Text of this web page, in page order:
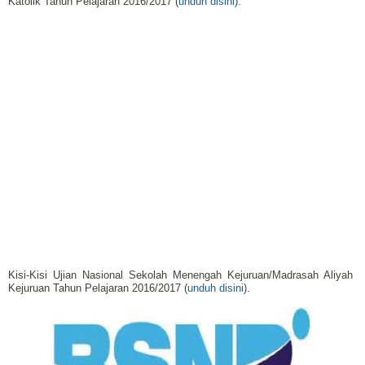
Kisi-Kisi Ujian Nasional Sekolah Menengah Kejuruan/Madrasah Aliyah
Kejuruan Tahun Pelajaran 2016/2017 (unduh disini).